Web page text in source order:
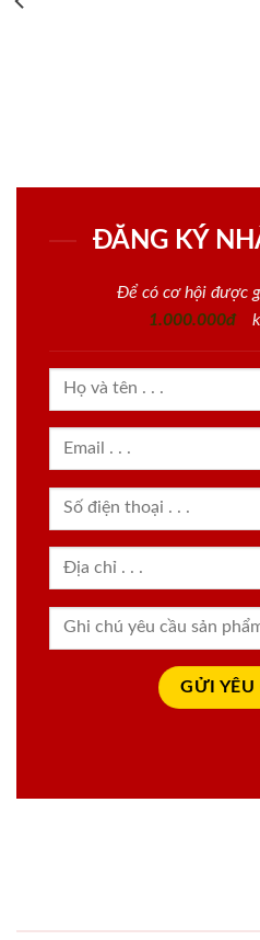
ĐĂNG KÝ
Để có cơ hội được
1.000.000đ